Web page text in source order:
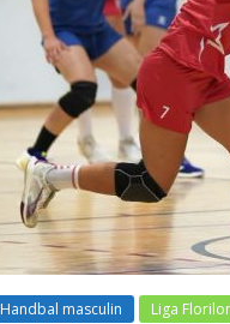
Handbal masculin Liga Florilor